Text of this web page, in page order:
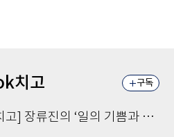
치고 구독
진의 ‘일의 기쁨과 슬픔’을 읽고